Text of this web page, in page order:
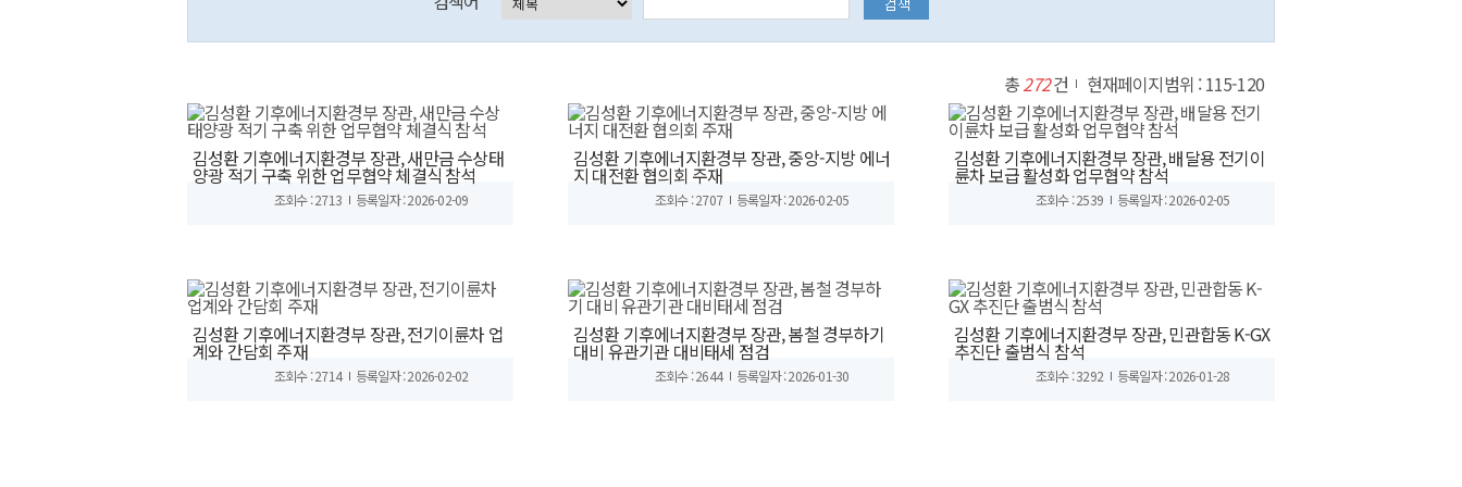
총272건 현재페이지범위 : 115-120
김성환 기후에너지환경부 장관, 새만금 수상태
양광 적기 구축 위한 업무협약 체결식 참석
조회수 : 2713 등록일자 : 2026-02-09
김성환 기후에너지환경부 장관, 중앙-지방 에너
지 대전환 협의회 주재
조회수 : 2707 등록일자 : 2026-02-05
김성환 기후에너지환경부 장관, 배달용 전기이
륜차 보급 활성화 업무협약 참석
조회수 : 2539 등록일자 : 2026-02-05
김성환 기후에너지환경부 장관, 전기이륜차 업
계와 간담회 주재
조회수 : 2714 등록일자 : 2026-02-02
김성환 기후에너지환경부 장관, 봄철 경부하기
대비 유관기관 대비태세 점검
조회수 : 2644 등록일자 : 2026-01-30
김성환 기후에너지환경부 장관, 민관합동 K-GX
추진단 출범식 참석
조회수 : 3292 등록일자 : 2026-01-28